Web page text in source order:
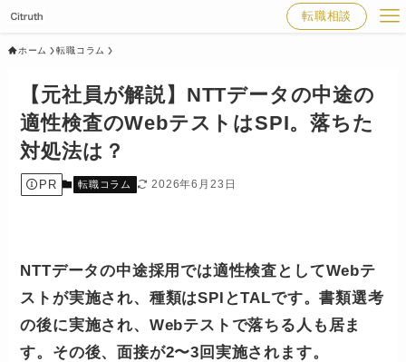
転職相談
ホーム 転職コラム
【元社員が解説】NTTデータの中途の
適性検査のWebテストはSPI。落ちた
対処法は？
PR 転職コラム 2026年6月23日
NTTデータの中途採用では適性検査としてWebテ
ストが実施され、種類はSPIとTALです。書類選考
の後に実施され、Webテストで落ちる人も居ま
す。その後、面接が2〜3回実施されます。